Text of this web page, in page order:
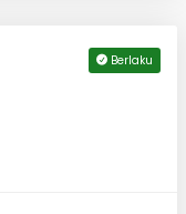
Berlaku